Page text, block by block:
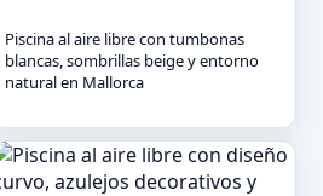
Piscina al aire libre con tumbonas
blancas, sombrillas beige y entorno
natural en Mallorca